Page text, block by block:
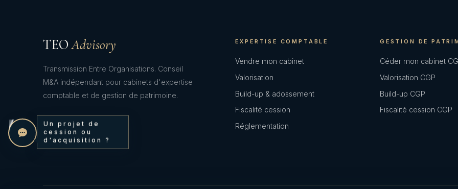
TEOAdvisory
Transmission Entre Organisations. Conseil
M&A indépendant pour cabinets d'expertise
comptable et de gestion de patrimoine.
EXPERTISE COMPTABLE
Vendre mon cabinet
Valorisation
Build-up & adossement
Fiscalité cession
Réglementation
GESTION DE
Céder mon cabinet
Valorisation CGP
Build-up CGP
Fiscalité cession CGP
Un projet de
cession ou
d'acquisition ?